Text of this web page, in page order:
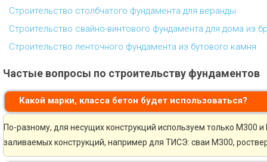
Строительство столбчатого фундамента для веранды
Строительство свайно-винтового фундамента для дома из
Строительство ленточного фундамента из бутового камня
Частые вопросы по строительству фундаментов
Какой марки, класса бетон будет использоваться?
По-разному, для несущих конструкций используем только М300
заливаемых конструкций, например для ТИСЭ: сваи М300,